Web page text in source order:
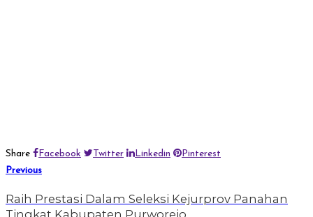
Share Facebook Twitter Linkedin
Pinterest
Previous
Raih Prestasi Dalam Seleksi Kejurprov Panahan
Tingkat Kabupaten Purworejo